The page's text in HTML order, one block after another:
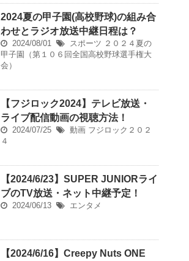
2024夏の甲子園(高校野球)の組み合
わせとラジオ放送中継日程は？
2024/08/01 スポーツ ２０２４夏の
甲子園（第１０６回全国高校野球選手権大
会）
【フジロック2024】テレビ放送・
ライブ配信動画の視聴方法！
2024/07/25 動画 フジロック２０２
４
【2024/6/23】SUPER JUNIORライ
ブのTV放送・ネット中継予定！
2024/06/13 エンタメ
【2024/6/16】Creepy Nuts ONE